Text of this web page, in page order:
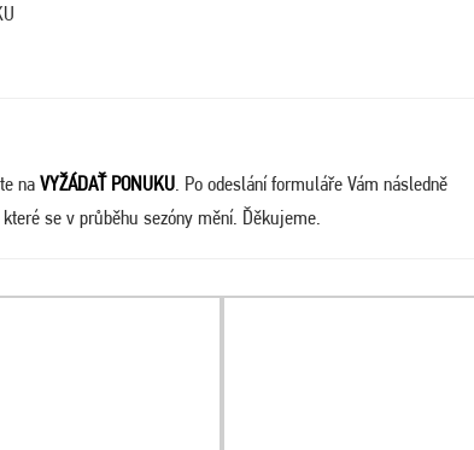
naVYŽÁDAŤ PONUKU. Po odeslání formuláře Vám následně
se v průběhu sezóny mění. Ďěkujeme.